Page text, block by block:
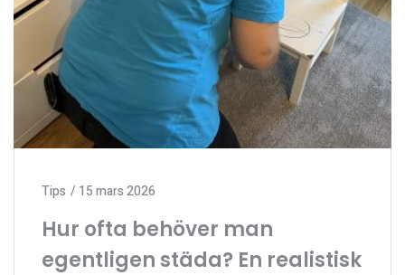
Tips 15 mars 2026
Hur ofta behöver man
egentligen städa? En realistisk